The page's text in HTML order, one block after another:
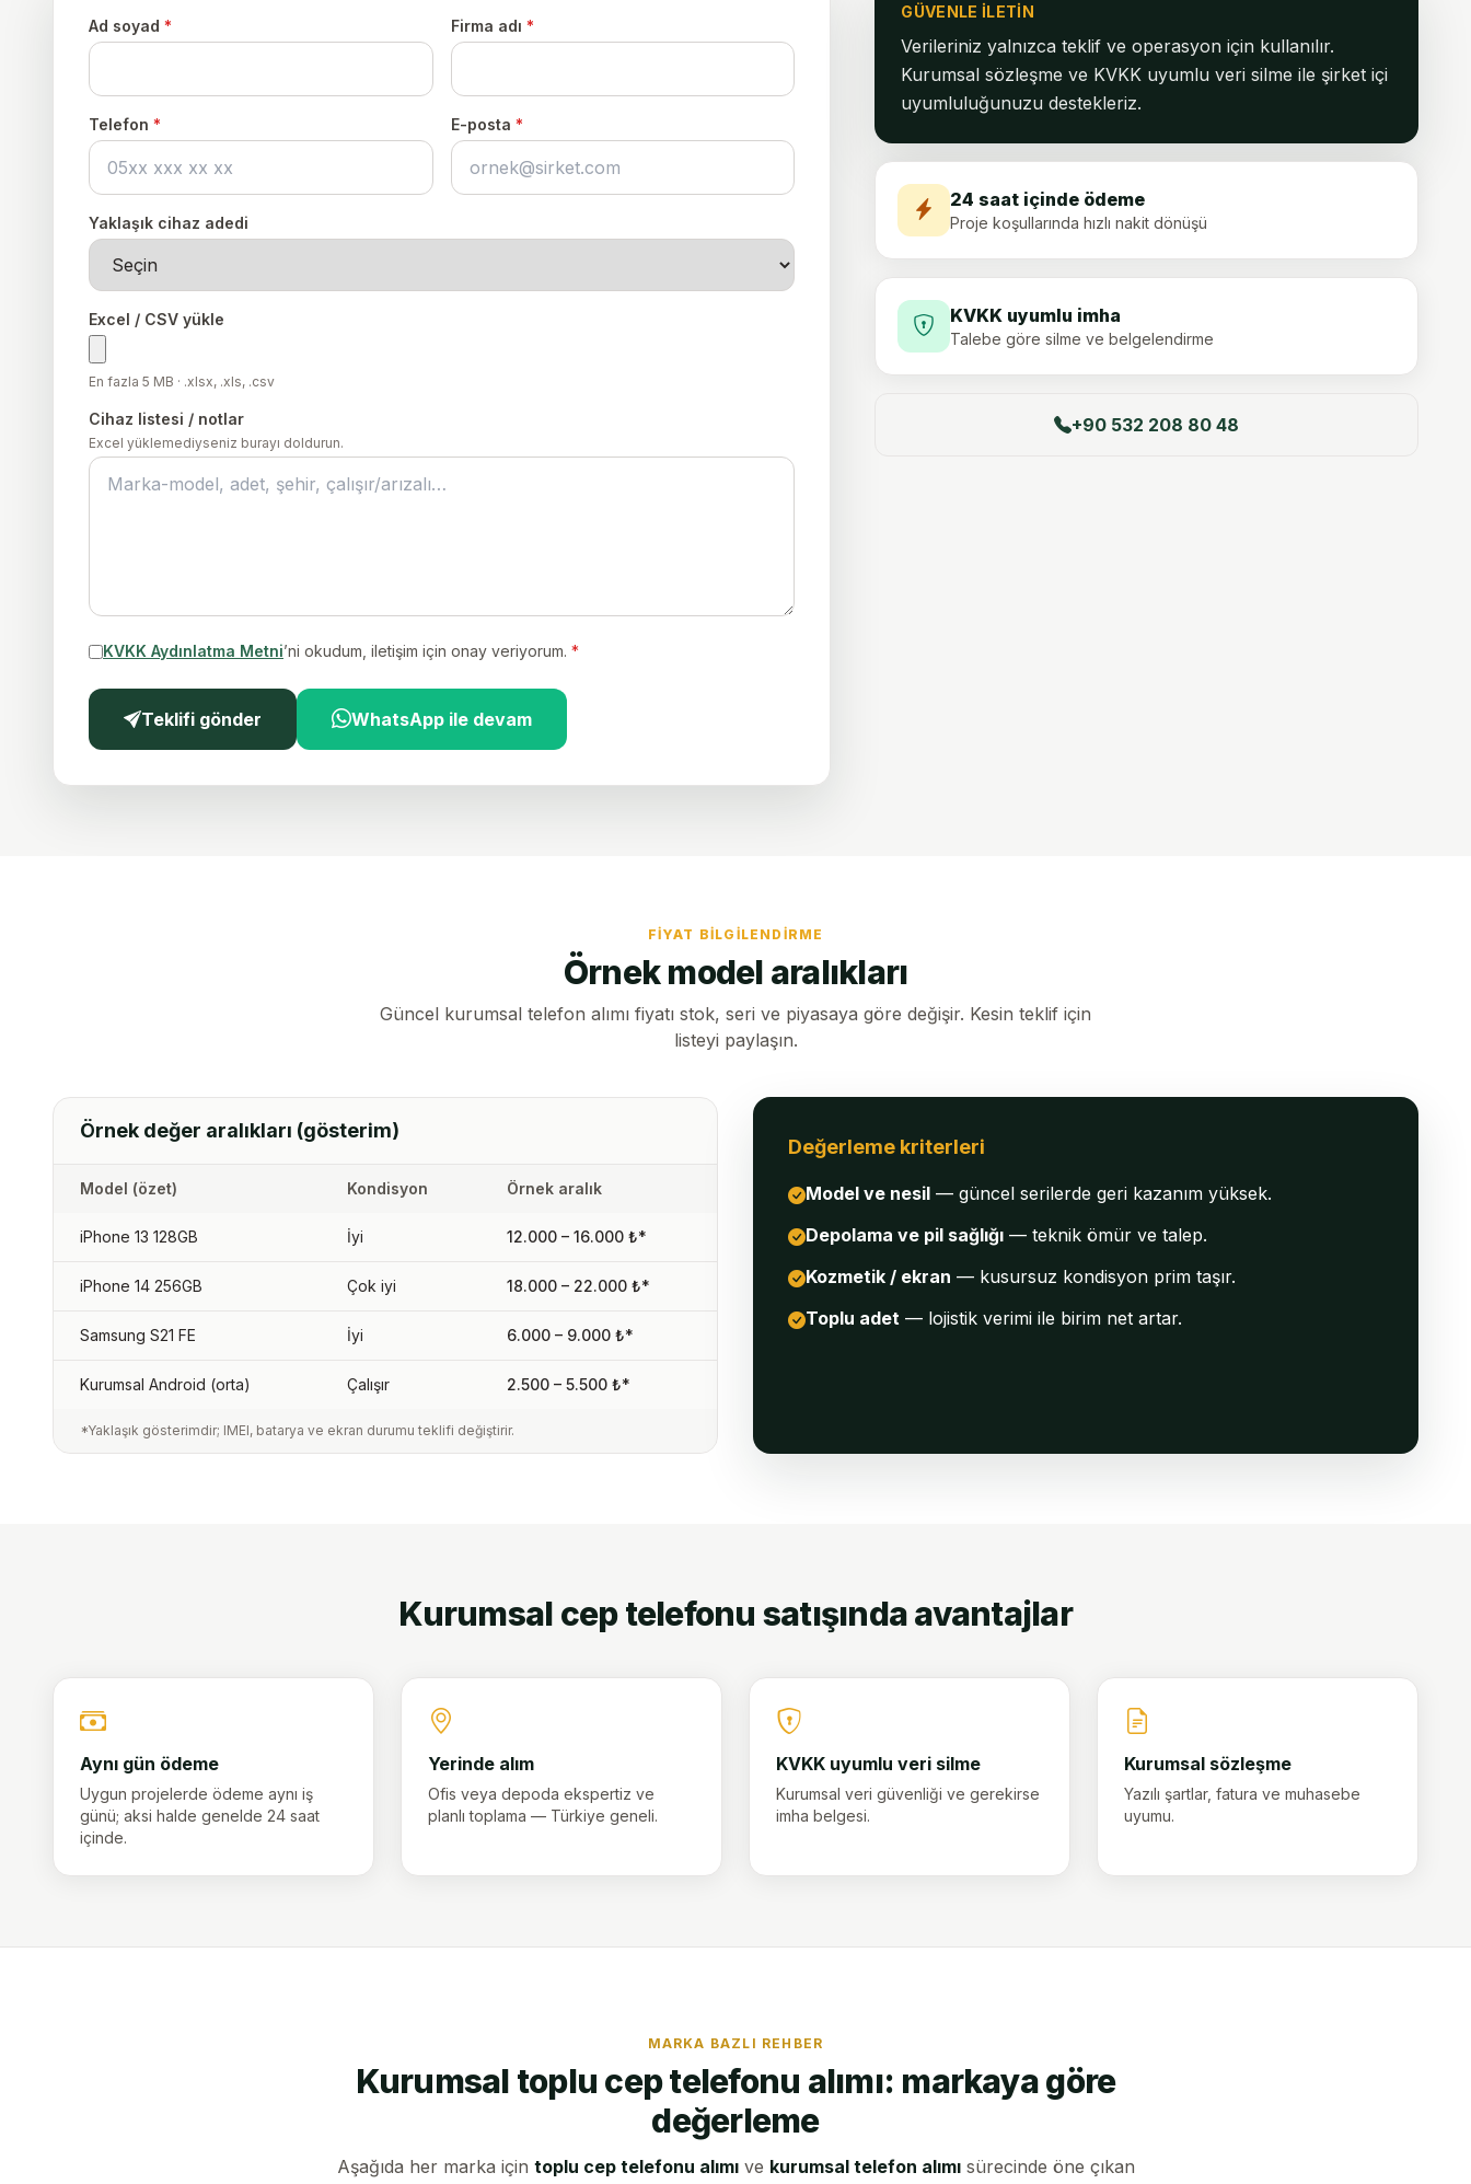
Ad soyad * Firma adı *
Telefon * E-posta *
Yaklaşık cihaz adedi
Excel / CSV yükle
En fazla 5 MB · .xlsx, .xls, .csv
Cihaz listesi / notlar
Excel yüklemediyseniz burayı doldurun.
KVKK Aydınlatma Metni’ni okudum, iletişim için onay veriyorum. *
Teklifi gönder WhatsApp ile devam
GÜVENLE ILETIN
Verileriniz yalnızca teklif ve operasyon için kullanılır.
Kurumsal sözleşme ve KVKK uyumlu veri silme ile şirket içi
uyumluluğunuzu destekleriz.
24 saat içinde ödeme
Proje koşullarında hızlı nakit dönüşü
KVKK uyumlu imha
Talebe göre silme ve belgelendirme
+90 532 208 80 48
FIYAT BILGILENDIRME
Örnek model aralıkları
Güncel kurumsal telefon alımı fiyatı stok, seri ve piyasaya göre değişir. Kesin teklif için
listeyi paylaşın.
Örnek değer aralıkları (gösterim)
Model (özet) Kondisyon Örnek aralık
iPhone 13 128GB İyi 12.000 – 16.000 ₺*
iPhone 14 256GB Çok iyi 18.000 – 22.000 ₺*
Samsung S21 FE İyi 6.000 – 9.000 ₺*
Kurumsal Android (orta) Çalışır 2.500 – 5.500 ₺*
*Yaklaşık gösterimdir; IMEI, batarya ve ekran durumu teklifi değiştirir.
Değerleme kriterleri
Model ve nesil — güncel serilerde geri kazanım yüksek.
Depolama ve pil sağlığı — teknik ömür ve talep.
Kozmetik / ekran — kusursuz kondisyon prim taşır.
Toplu adet — lojistik verimi ile birim net artar.
Kurumsal cep telefonu satışında avantajlar
Aynı gün ödeme
Uygun projelerde ödeme aynı iş
günü; aksi halde genelde 24 saat
içinde.
Yerinde alım
Ofis veya depoda ekspertiz ve
planlı toplama — Türkiye geneli.
KVKK uyumlu veri silme
Kurumsal veri güvenliği ve gerekirse
imha belgesi.
Kurumsal sözleşme
Yazılı şartlar, fatura ve muhasebe
uyumu.
MARKA BAZLI REHBER
Kurumsal toplu cep telefonu alımı: markaya göre
değerleme
Aşağıda her marka için toplu cep telefonu alımıve kurumsal telefon alımısürecinde öne çıkan